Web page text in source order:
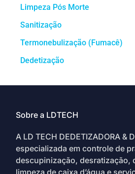
Limpeza Pós Morte
Sanitização
Termonebulização (Fumacê)
Dedetização
Sobre a LDTECH
A LD TECH DEDETIZADORA &
especializada em controle de
descupinização, desratização,